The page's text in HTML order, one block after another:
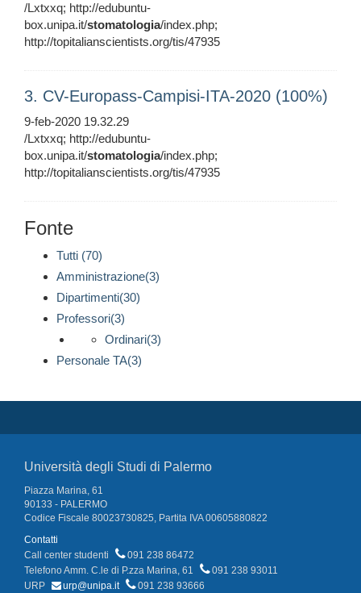
/Lxtxxq; http://edubuntu-
box.unipa.it/stomatologia/index.php;
http://topitalianscientists.org/tis/47935
3. CV-Europass-Campisi-ITA-2020 (100%)
9-feb-2020 19.32.29
/Lxtxxq; http://edubuntu-
box.unipa.it/stomatologia/index.php;
http://topitalianscientists.org/tis/47935
Fonte
Tutti (70)
Amministrazione(3)
Dipartimenti(30)
Professori(3)
Ordinari(3)
Personale TA(3)
Università degli Studi di Palermo
Piazza Marina, 61
90133 - PALERMO
Codice Fiscale 80023730825, Partita IVA 00605880822
Contatti
Call center studenti
091 238 86472
Telefono Amm. C.le di P.zza Marina, 61
091 238 93011
URP
urp@unipa.it
091 238 93666